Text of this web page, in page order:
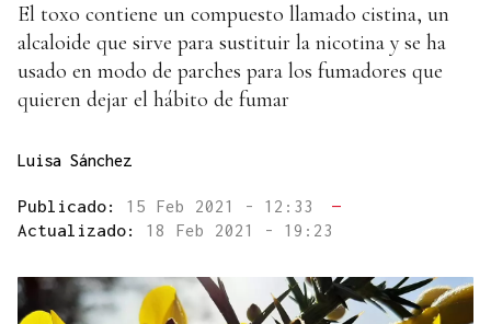
El toxo contiene un compuesto llamado cistina, un
alcaloide que sirve para sustituir la nicotina y se ha
usado en modo de parches para los fumadores que
quieren dejar el hábito de fumar
Luisa Sánchez
Publicado: 15 Feb 2021 - 12:33
—
Actualizado: 18 Feb 2021 - 19:23